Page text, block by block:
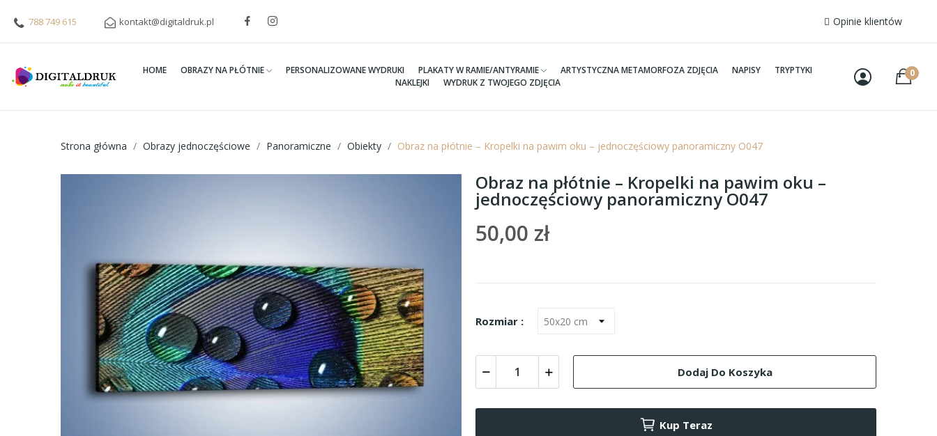
788 749 615 kontakt@digitaldruk.pl Opinie klientów
HOME OBRAZY NA PŁÓTNIE PERSONALIZOWANE WYDRUKI PLAKATY W RAMIE/ANTYRAMIE ARTYSTYCZNA METAMORFOZA ZDJĘCIA NAPISY
TRYPTYKI
NAKLEJKI
WYDRUK Z TWOJEGO ZDJĘCIA
0
Strona główna Obrazy jednoczęściowe Panoramiczne Obiekty Obraz na płótnie – Kropelki na pawim oku – jednoczęściowy panoramiczny O047
Obraz na płótnie – Kropelki na pawim oku –
jednoczęściowy panoramiczny O047
50,00 zł
Rozmiar :
Dodaj Do Koszyka
Kup Teraz